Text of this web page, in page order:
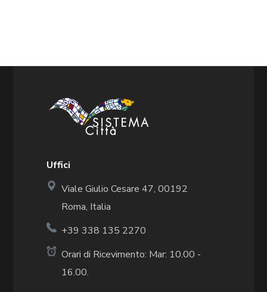
Uffici
Viale Giulio Cesare 47, 00192
Roma, Italia
+39 338 135 2270
Orari di Ricevimento: Mar: 10.00 -
16.00.